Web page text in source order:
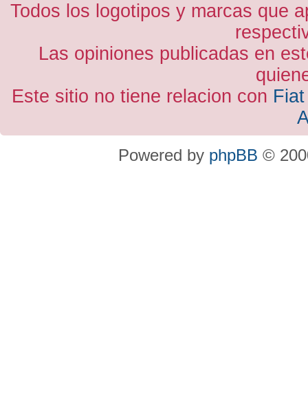
Todos los logotipos y marcas que
Las opiniones publicadas en
Este sitio no tiene relacion con
Powered by phpBB ©